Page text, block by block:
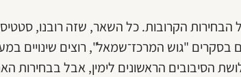
הבחירות הקרובות. כל השאר, שזה רובנו,
בסקרים "גוש המרכז־שמאל", רוצים שינויים
לא עם די־9. הצביעו בשלושת הסיבובים הראשונים לימין, אבל